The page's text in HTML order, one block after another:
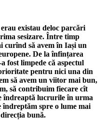
existau deloc parcări
sesizare. Între timp
curînd să avem în Iași un
De la înfințarea
fost limpede că aspectul
pentru nici una din
să avem un viitor mai bun,
să contribuim fiecare cît
îndreaptă lucrurile în urma
îndreptăm spre o lume mai
bună.